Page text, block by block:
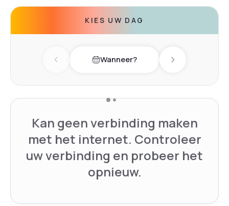
KIES UW DAG
Previous dayWanneer? Next day
Kan geen verbinding maken
met het internet. Controleer
uw verbinding en probeer het
opnieuw.